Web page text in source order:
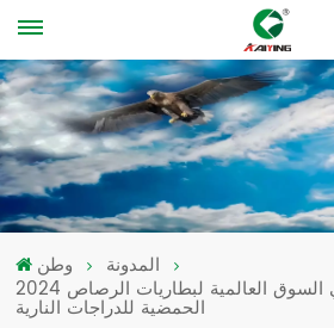
وطن
المدونة
2024 تحليل الطلب في السوق العالمية لبطاريات الرصاص
الحمضية للدراجات النارية